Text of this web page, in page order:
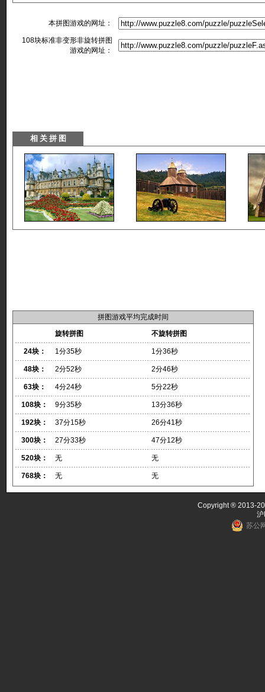
本拼图游戏的网址：
108块标准非变形非旋转拼图
游戏的网址：
拼图游戏平均完成时间
旋转拼图
不旋转拼图
24块： 1分35秒 1分36秒
48块： 2分52秒 2分46秒
63块： 4分24秒 5分22秒
108块： 9分35秒 13分36秒
192块： 37分15秒 26分41秒
300块： 27分33秒 47分12秒
520块： 无 无
768块： 无 无
Copyright ® 2013-
苏公